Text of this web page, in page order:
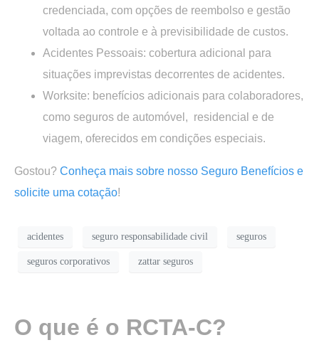
credenciada, com opções de reembolso e gestão
voltada ao controle e à previsibilidade de custos.
Acidentes Pessoais: cobertura adicional para
situações imprevistas decorrentes de acidentes.
Worksite: benefícios adicionais para colaboradores,
como seguros de automóvel, residencial e de
viagem, oferecidos em condições especiais.
Gostou? Conheça mais sobre nosso Seguro Benefícios e
solicite uma cotação!
acidentes seguro responsabilidade civil seguros
seguros corporativos zattar seguros
O que é o RCTA-C?